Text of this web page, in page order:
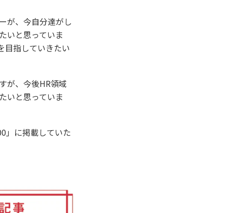
が、今自分達がし
いと思っていま
目指していきたい
が、今後HR領域
いと思っていま
」に掲載していた